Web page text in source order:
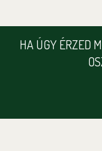
HA ÚGY ÉRZED